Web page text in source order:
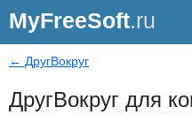
MyFreeSoft.ru
← ДругВокруг
ДругВокруг для